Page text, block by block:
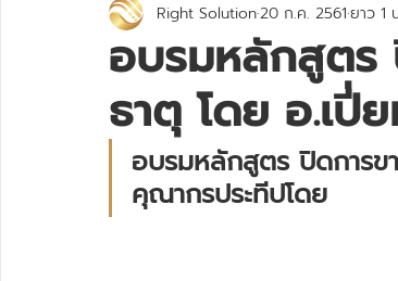
อบรมหลักสูตร
ธาตุ โดย อ.เ
Right Solution20 ก.ค. 2561ยาว 1
อบรมหลักสูตร ปิดการ
คุณากรประทีปโดย